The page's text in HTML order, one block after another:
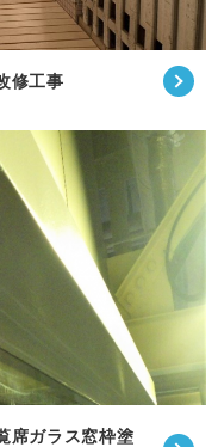
修工事
席ガラス窓枠塗